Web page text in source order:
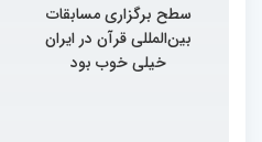
سطح برگزاری مسابقات
بین‌المللی قرآن در ایران
خیلی خوب بود